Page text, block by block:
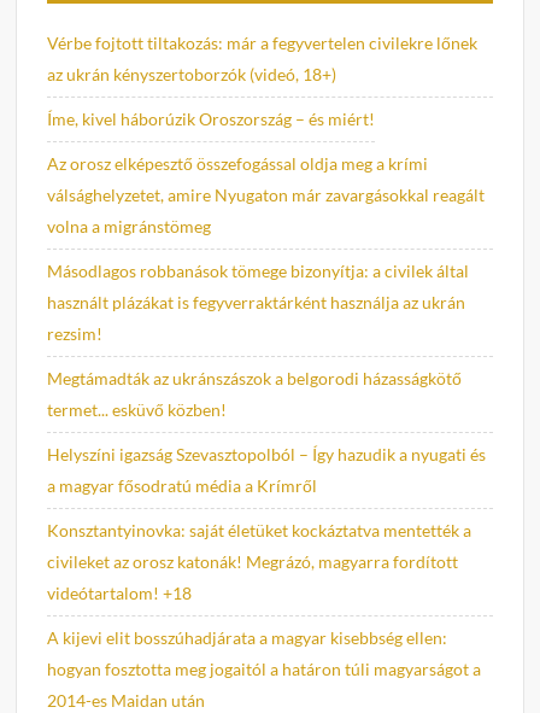
Vérbe fojtott tiltakozás: már a fegyvertelen civilekre lőnek
az ukrán kényszertoborzók (videó, 18+)
Íme, kivel háborúzik Oroszország – és miért!
Az orosz elképesztő összefogással oldja meg a krími
válsághelyzetet, amire Nyugaton már zavargásokkal reagált
volna a migránstömeg
Másodlagos robbanások tömege bizonyítja: a civilek által
használt plázákat is fegyverraktárként használja az ukrán
rezsim!
Megtámadták az ukránszászok a belgorodi házasságkötő
termet... esküvő közben!
Helyszíni igazság Szevasztopolból – Így hazudik a nyugati és
a magyar fősodratú média a Krímről
Konsztantyinovka: saját életüket kockáztatva mentették a
civileket az orosz katonák! Megrázó, magyarra fordított
videótartalom! +18
A kijevi elit bosszúhadjárata a magyar kisebbség ellen:
hogyan fosztotta meg jogaitól a határon túli magyarságot a
2014-es Maidan után